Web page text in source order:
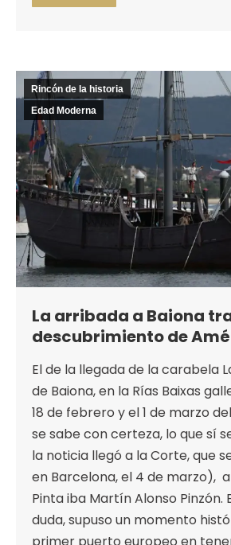
Rincón de la historia
Edad Moderna
La arribada a Baiona
descubrimiento de
El de la llegada de la carabela
de Baiona, en la Rías Baixas
18 de febrero y el 1 de marzo
se sabe con certeza, lo que sí
la noticia llegó a la Corte, que
en Barcelona, el 4 de marzo),
Pinta iba Martín Alonso Pinzón.
duda, supuso un momento